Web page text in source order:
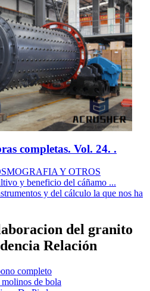
completas. Vol. 24. .
Y OTROS
y beneficio del cáñamo ...
y del cálculo la que nos ha
del granito
Relación
completo
de bola